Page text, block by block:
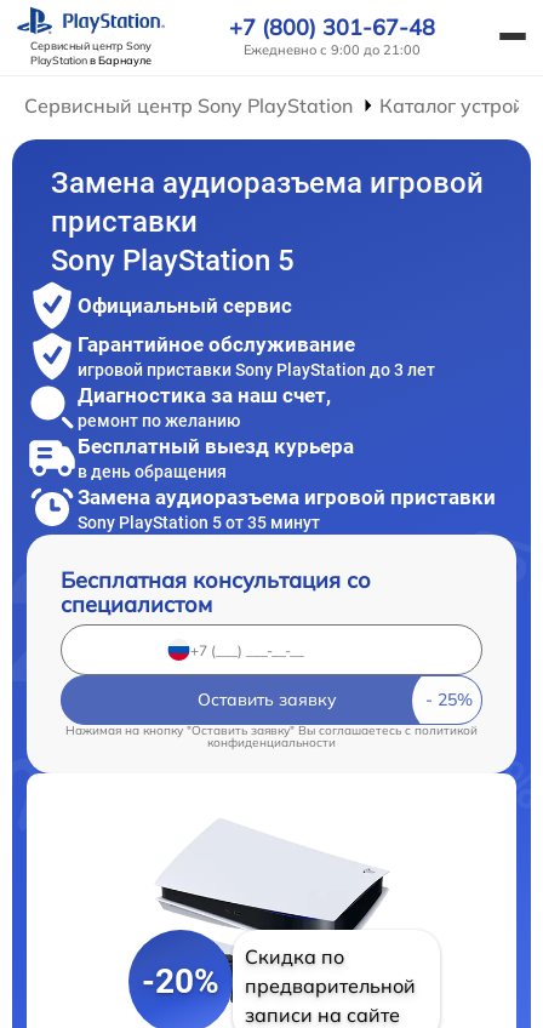
Сервисный центр Sony
PlayStationв Барнауле
+7 (800) 301-67-48
Ежедневно с 9:00 до 21:00
Сервисный центр Sony PlayStation Каталог
Замена аудиоразъема игровой
приставки
Sony PlayStation 5
Официальный сервис
Гарантийное обслуживание
игровой приставки Sony PlayStation до 3 лет
Диагностика за наш счет,
ремонт по желанию
Бесплатный выезд курьера
в день обращения
Замена аудиоразъема игровой приставки
Sony PlayStation 5 от 35 минут
Бесплатная консультация со
специалистом
Оставить заявку
Нажимая на кнопку "Оставить заявку" Вы соглашаетесь cполитикой
конфиденциальности
-20%
Скидка по
предварительной
записи на сайте